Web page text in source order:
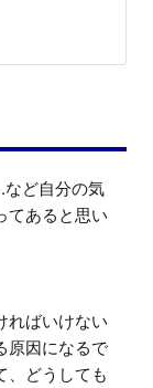
など自分の気
てあると思い
ればいけない
原因になるで
、どうしても